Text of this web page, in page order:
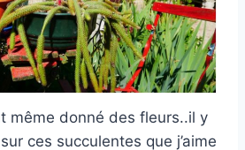
même donné des fleurs..il y
ces succulentes que j’aime